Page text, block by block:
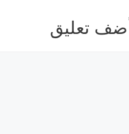
تعليق